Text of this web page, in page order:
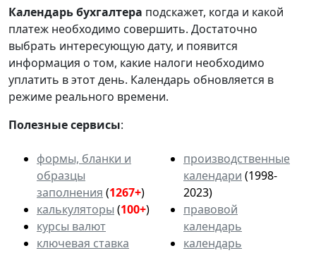
Календарьбухгалтера подскажет, когда и какой
платеж необходимо совершить. Достаточно
выбрать интересующую дату, и появится
информация о том, какие налоги необходимо
уплатить в этот день. Календарь обновляется в
режиме реального времени.
Полезные сервисы:
формы, бланки и
образцы
заполнения (1267+)
калькуляторы (100+)
курсы валют
ключевая ставка
производственные
календари (1998-
2023)
правовой
календарь
календарь